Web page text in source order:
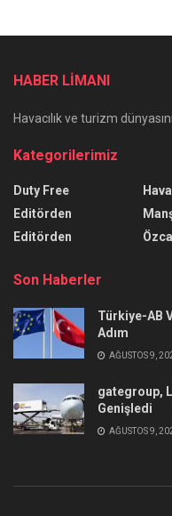
HABER LİMANI
Havacılık ve turizm
Kategorilerimiz
Duty Free
Editörden
Editörden
Son Haberler
Türkiye-AB
Adım
AĞUSTOS 9,
gategroup,
Genişledi
AĞUSTOS 9,